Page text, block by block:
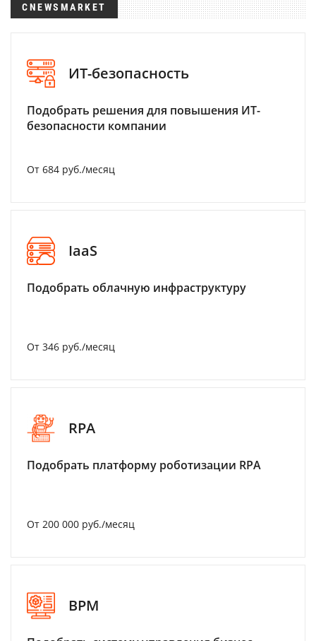
CNEWSMARKET
ИТ-безопасность
Подобрать решения для повышения ИТ-
безопасности компании
От 684 руб./месяц
IaaS
Подобрать облачную инфраструктуру
От 346 руб./месяц
RPA
Подобрать платформу роботизации RPA
От 200 000 руб./месяц
BPM